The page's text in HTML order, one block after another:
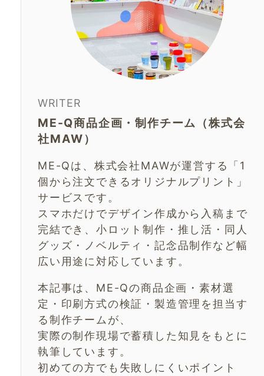
WRITER
ME-Q商品企画・制作チーム（株式会
社MAW）
ME-Qは、株式会社MAWが運営する「1
個から注文できるオリジナルプリント」
サービスです。
スマホだけでデザイン作成から入稿まで
完結でき、小ロット制作・推し活・同人
グッズ・ノベルティ・記念品制作など幅
広い用途に対応しています。
本記事は、ME-Qの商品企画・素材選
定・印刷方式の検証・製造管理を担当す
る制作チームが、
実際の制作現場で蓄積した知見をもとに
執筆しています。
初めての方でも失敗しにくいポイント